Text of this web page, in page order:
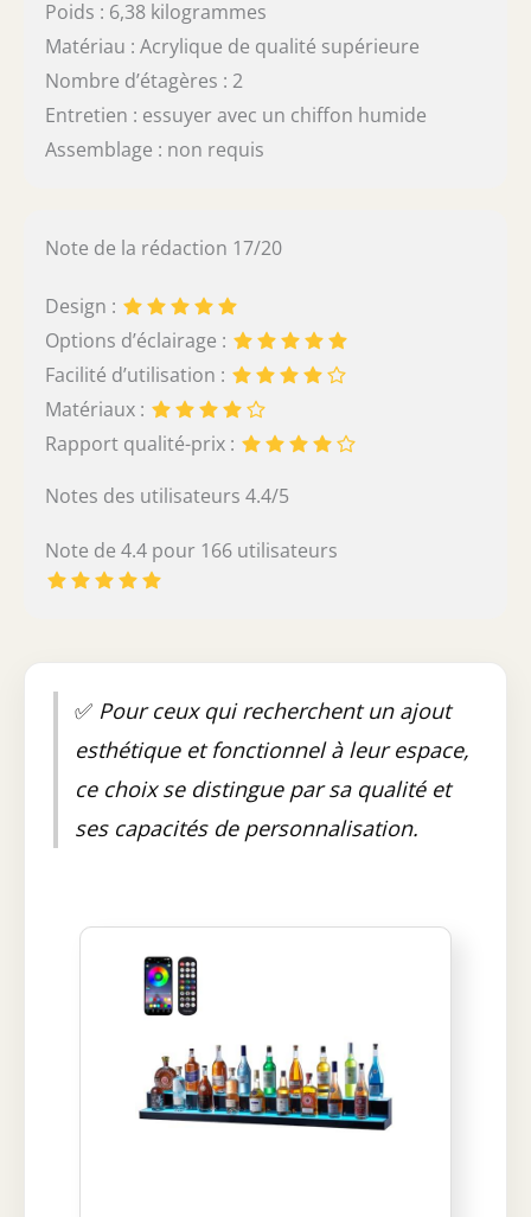
Poids : 6,38 kilogrammes
Matériau : Acrylique de qualité supérieure
Nombre d’étagères : 2
Entretien : essuyer avec un chiffon humide
Assemblage : non requis
Note de la rédaction 17/20
Design :
Options d’éclairage :
Facilité d’utilisation :
Matériaux :
Rapport qualité-prix :
Notes des utilisateurs 4.4/5
Note de 4.4 pour 166 utilisateurs
✅ Pour ceux qui recherchent un ajout
esthétique et fonctionnel à leur espace,
ce choix se distingue par sa qualité et
ses capacités de personnalisation.